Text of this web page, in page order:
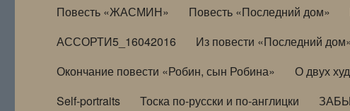
Повесть «ЖАСМИН»
Повесть «Последний дом»
АССОРТИ5_16042016
Из повести «Последний
Окончание повести «Робин, сын Робина»
О двух
Self-portraits
Тоска по-русски и по-англицки